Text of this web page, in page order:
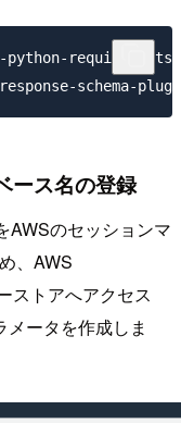
requirements
ース名の登録
AWSのセッションマ
、AWS
ストアへアクセス
ータを作成しま